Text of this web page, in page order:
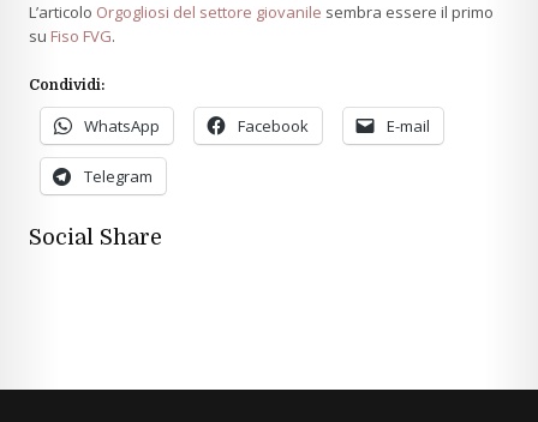
L’articolo Orgogliosi del settore giovanile sembra essere il primo
su Fiso FVG.
Condividi:
WhatsApp Facebook E-mail
Telegram
Social Share